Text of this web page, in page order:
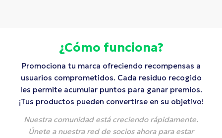
¿Cómo funciona?
Promociona tu marca ofreciendo recompensas a
usuarios comprometidos. Cada residuo recogido
les permite acumular puntos para ganar premios.
¡Tus productos pueden convertirse en su objetivo!
Nuestra comunidad está creciendo rápidamente.
Únete a nuestra red de socios ahora para estar